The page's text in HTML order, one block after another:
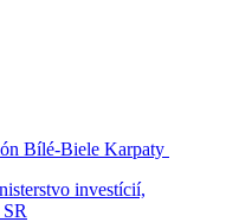
Bílé-Biele Karpaty
investícií,